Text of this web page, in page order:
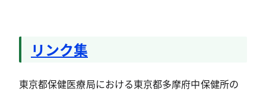
リンク集
東京都保健医療局における東京都多摩府中保健所の